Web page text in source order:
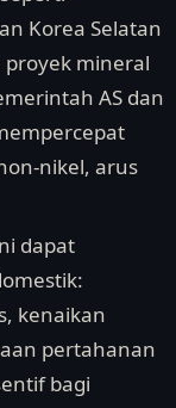
Korea Selatan
mineral
AS dan
nikel, arus
dapat
kenaikan
pertahanan
bagi